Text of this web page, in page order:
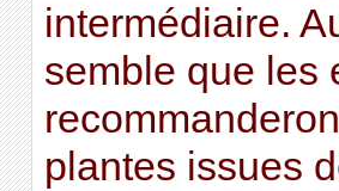
intermédiaire.
semble que les
plantes issues